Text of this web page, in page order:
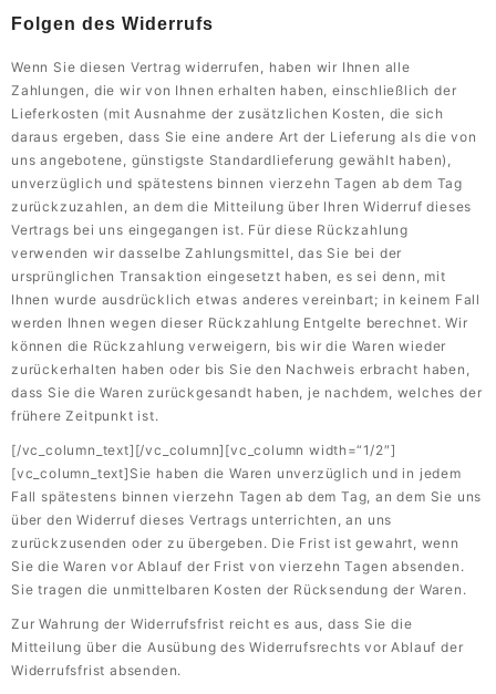
Folgen des Widerrufs
Wenn Sie diesen Vertrag widerrufen, haben wir Ihnen alle
Zahlungen, die wir von Ihnen erhalten haben, einschließlich der
Lieferkosten (mit Ausnahme der zusätzlichen Kosten, die sich
daraus ergeben, dass Sie eine andere Art der Lieferung als die von
uns angebotene, günstigste Standardlieferung gewählt haben),
unverzüglich und spätestens binnen vierzehn Tagen ab dem Tag
zurückzuzahlen, an dem die Mitteilung über Ihren Widerruf dieses
Vertrags bei uns eingegangen ist. Für diese Rückzahlung
verwenden wir dasselbe Zahlungsmittel, das Sie bei der
ursprünglichen Transaktion eingesetzt haben, es sei denn, mit
Ihnen wurde ausdrücklich etwas anderes vereinbart; in keinem Fall
werden Ihnen wegen dieser Rückzahlung Entgelte berechnet. Wir
können die Rückzahlung verweigern, bis wir die Waren wieder
zurückerhalten haben oder bis Sie den Nachweis erbracht haben,
dass Sie die Waren zurückgesandt haben, je nachdem, welches der
frühere Zeitpunkt ist.
[/vc_column_text][/vc_column][vc_column width=“1/2″]
[vc_column_text]Sie haben die Waren unverzüglich und in jedem
Fall spätestens binnen vierzehn Tagen ab dem Tag, an dem Sie uns
über den Widerruf dieses Vertrags unterrichten, an uns
zurückzusenden oder zu übergeben. Die Frist ist gewahrt, wenn
Sie die Waren vor Ablauf der Frist von vierzehn Tagen absenden.
Sie tragen die unmittelbaren Kosten der Rücksendung der Waren.
Zur Wahrung der Widerrufsfrist reicht es aus, dass Sie die
Mitteilung über die Ausübung des Widerrufsrechts vor Ablauf der
Widerrufsfrist absenden.